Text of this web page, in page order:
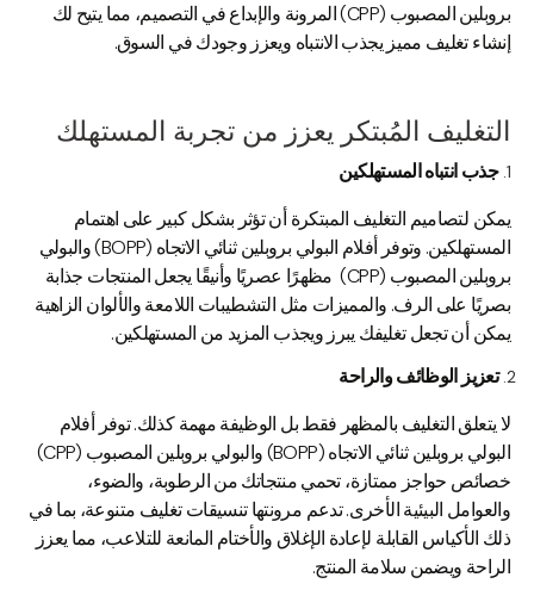
بروبلين المصبوب (CPP) المرونة والإبداع في التصميم، مما يتيح لك
إنشاء تغليف مميز يجذب الانتباه ويعزز وجودك في السوق.
التغليف المُبتكر يعزز من تجربة المستهلك
جذب انتباه المستهلكين
يمكن لتصاميم التغليف المبتكرة أن تؤثر بشكل كبير على اهتمام
المستهلكين. وتوفر أفلام البولي بروبلين ثنائي الاتجاه (BOPP) والبولي
بروبلين المصبوب (CPP) مظهرًا عصريًا وأنيقًا يجعل المنتجات جذابة
بصريًا على الرف. والمميزات مثل التشطيبات اللامعة والألوان الزاهية
يمكن أن تجعل تغليفك يبرز ويجذب المزيد من المستهلكين.
تعزيز الوظائف والراحة
لا يتعلق التغليف بالمظهر فقط بل الوظيفة مهمة كذلك. توفر أفلام
البولي بروبلين ثنائي الاتجاه (BOPP) والبولي بروبلين المصبوب (CPP)
خصائص حواجز ممتازة، تحمي منتجاتك من الرطوبة، والضوء،
والعوامل البيئية الأخرى. تدعم مرونتها تنسيقات تغليف متنوعة، بما في
ذلك الأكياس القابلة لإعادة الإغلاق والأختام المانعة للتلاعب، مما يعزز
الراحة ويضمن سلامة المنتج.